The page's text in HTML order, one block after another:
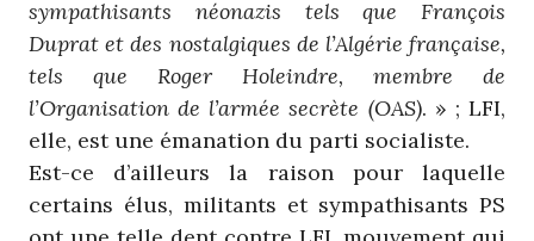
sympathisants néonazis tels que François
Duprat et des nostalgiques de l’Algérie française,
tels que Roger Holeindre, membre de
l’Organisation de l’armée secrète (OAS). » ; LFI,
elle, est une émanation du parti socialiste.
Est-ce d’ailleurs la raison pour laquelle
certains élus, militants et sympathisants PS